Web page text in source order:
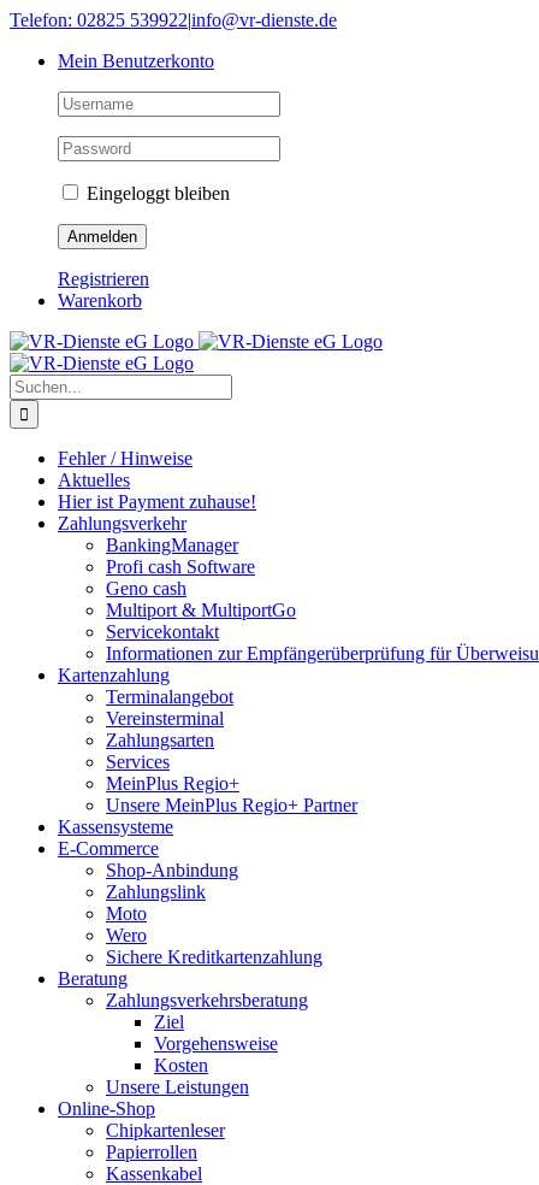
Skip
content
Telefon: 02825 539922|info@vr-dienste.de
Mein Benutzerkonto
Eingeloggt bleiben
Registrieren
Warenkorb
Suche
nach:
Fehler / Hinweise
Aktuelles
Hier ist Payment zuhause!
Zahlungsverkehr
BankingManager
Profi cash Software
Geno cash
Multiport & MultiportGo
Servicekontakt
Informationen zur Empfängerüberprüfung für
Kartenzahlung
Terminalangebot
Vereinsterminal
Zahlungsarten
Services
MeinPlus Regio+
Unsere MeinPlus Regio+ Partner
Kassensysteme
E-Commerce
Shop-Anbindung
Zahlungslink
Moto
Wero
Sichere Kreditkartenzahlung
Beratung
Zahlungsverkehrsberatung
Ziel
Vorgehensweise
Kosten
Unsere Leistungen
Online-Shop
Chipkartenleser
Papierrollen
Kassenkabel